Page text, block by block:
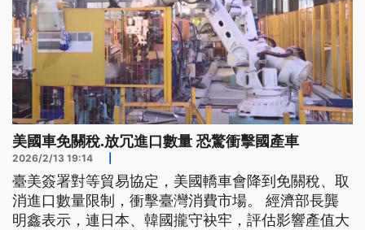
美國車免關稅.放冗進口數量 恐驚衝擊國產車
2026/2/13 19:14
臺美簽署對等貿易協定，美國轎車會降到免關稅、取
消進口數量限制，衝擊臺灣消費市場。 經濟部長龔
明鑫表示，連日本、韓國攏守袂牢，評估影響產值大